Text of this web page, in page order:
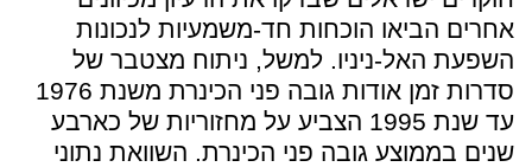
אחרים הביאו הוכחות חד-משמעיות לנכונות
השפעת האל-ניניו. למשל, ניתוח מצטבר של
סדרות זמן אודות גובה פני הכינרת משנת 1976
עד שנת 1995 הצביע על מחזוריות של כארבע
שנים בממוצע גובה פני הכינרת. השוואת נתוני